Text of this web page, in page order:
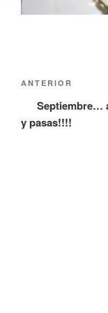
entradas
Entrada
anterior:
ANTERIOR
Septiembre…
y pasas!!!!